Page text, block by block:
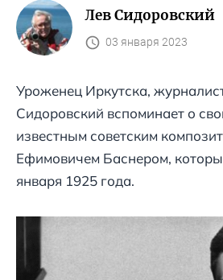
Лев Сидоровский
03 января 2023
Уроженец Иркутска,
Сидоровский вспоминает о
известным советским
Ефимовичем Баснером,
января 1925 года.